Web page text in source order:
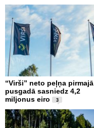
“Virši” neto peļņa pirmajā
pusgadā sasniedz 4,2
miljonus eiro
3